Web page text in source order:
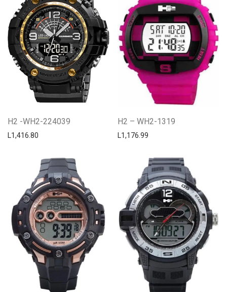
H2 -WH2-224039
L1,416.80
H2 – WH2-1319
L1,176.99